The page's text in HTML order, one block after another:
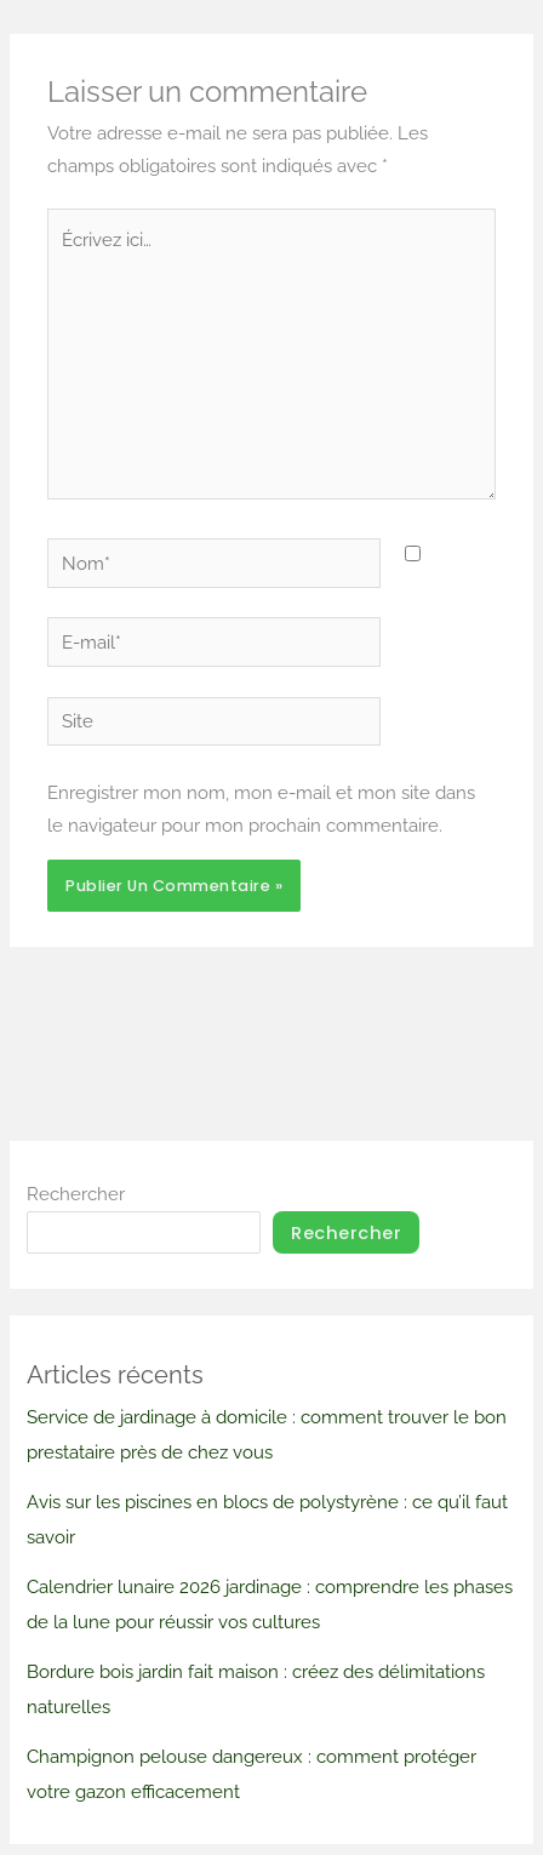
Laisser un commentaire
Votre adresse e-mail ne sera pas publiée. Les
champs obligatoires sont indiqués avec *
Nom*
E-
mail*
Site
Enregistrer mon nom, mon e-mail et mon site dans
le navigateur pour mon prochain commentaire.
Rechercher
Rechercher
Articles récents
Service de jardinage à domicile : comment trouver le bon
prestataire près de chez vous
Avis sur les piscines en blocs de polystyrène : ce qu’il faut
savoir
Calendrier lunaire 2026 jardinage : comprendre les phases
de la lune pour réussir vos cultures
Bordure bois jardin fait maison : créez des délimitations
naturelles
Champignon pelouse dangereux : comment protéger
votre gazon efficacement